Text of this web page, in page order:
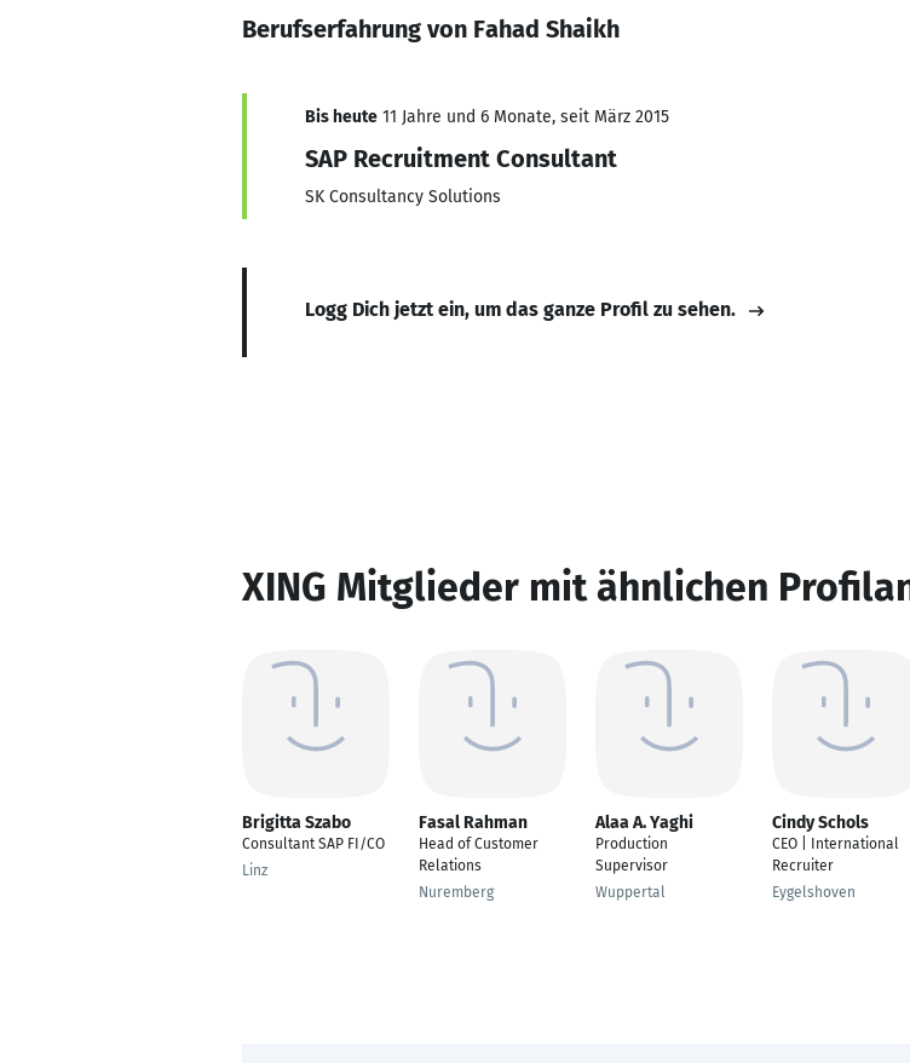
Berufserfahrung von Fahad Shaikh
Bis heute 11 Jahre und 6 Monate, seit März 2015
SAP Recruitment Consultant
SK Consultancy Solutions
Logg Dich jetzt ein, um das ganze Profil zu sehen.
XING Mitglieder mit ähnlichen
Brigitta Szabo
Consultant SAP FI/CO
Linz
Fasal Rahman
Head of Customer
Relations
Nuremberg
Alaa A. Yaghi
Production
Supervisor
Wuppertal
Cindy Schols
CEO | International
Recruiter
Eygelshoven